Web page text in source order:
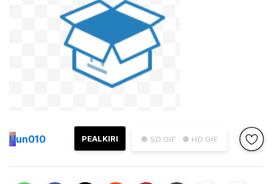
● SD GIF ● HD GIF
PEALKIRI
Uun010